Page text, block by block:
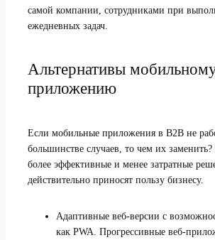
самой компании, сотрудниками при
ежедневных задач.
Альтернативы
приложению
Если мобильные приложения в B2B не
большинстве случаев, то чем их заменить?
более эффективные и менее затратные
действительно приносят пользу бизнесу.
Адаптивные веб-версии с
как PWA. Прогрессивные веб-